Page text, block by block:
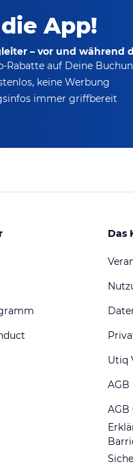
App!
– vor und während
Rabatteauf Deine
keine Werbung
immer griffbereit
Das
Utiq
AGB
AGB